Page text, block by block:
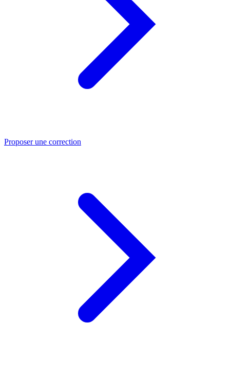
Proposer une correction